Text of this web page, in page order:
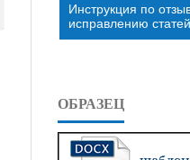
Инструкция по
исправлению статей
ОБРАЗЕЦ